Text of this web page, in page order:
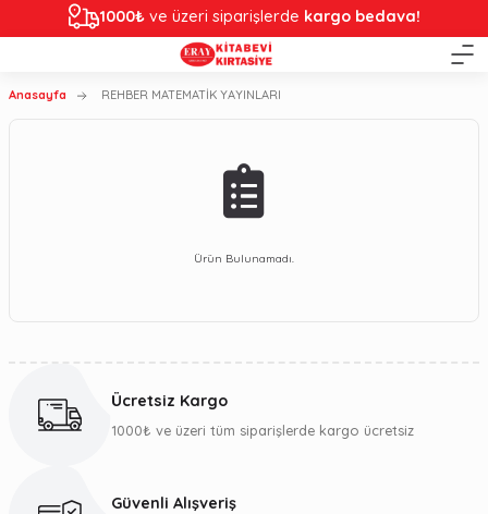
1000₺ ve üzeri siparişlerde kargo bedava!
Anasayfa REHBER MATEMATİK YAYINLARI
Ürün Bulunamadı.
Ücretsiz Kargo
1000₺ ve üzeri tüm siparişlerde kargo ücretsiz
Güvenli Alışveriş